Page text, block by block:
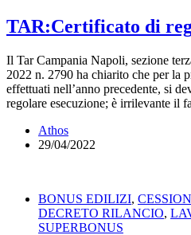
TAR:Certificato di
Il Tar Campania Napoli, sezione
2022 n. 2790 ha chiarito che per la
effettuati nell’anno precedente, si
regolare esecuzione; è irrilevante il
Athos
29/04/2022
BONUS EDILIZI,
DECRETO RILANCIO,
SUPERBONUS